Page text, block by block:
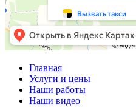
Главная
Услуги и цены
Наши работы
Наши видео